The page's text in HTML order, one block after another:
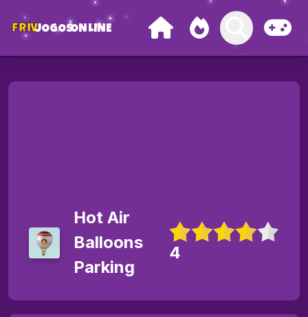
FRIVJOGOSONLINE
Hot Air
Balloons
Parking
4